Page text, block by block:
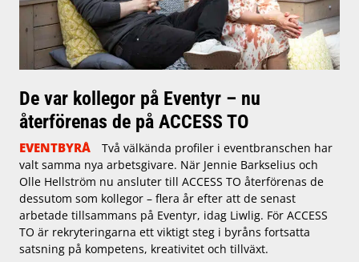
De var kollegor på Eventyr – nu
återförenas de på ACCESS TO
EVENTBYRÅ
Två välkända profiler i eventbranschen har
valt samma nya arbetsgivare. När Jennie Barkselius och
Olle Hellström nu ansluter till ACCESS TO återförenas de
dessutom som kollegor – flera år efter att de senast
arbetade tillsammans på Eventyr, idag Liwlig. För ACCESS
TO är rekryteringarna ett viktigt steg i byråns fortsatta
satsning på kompetens, kreativitet och tillväxt.